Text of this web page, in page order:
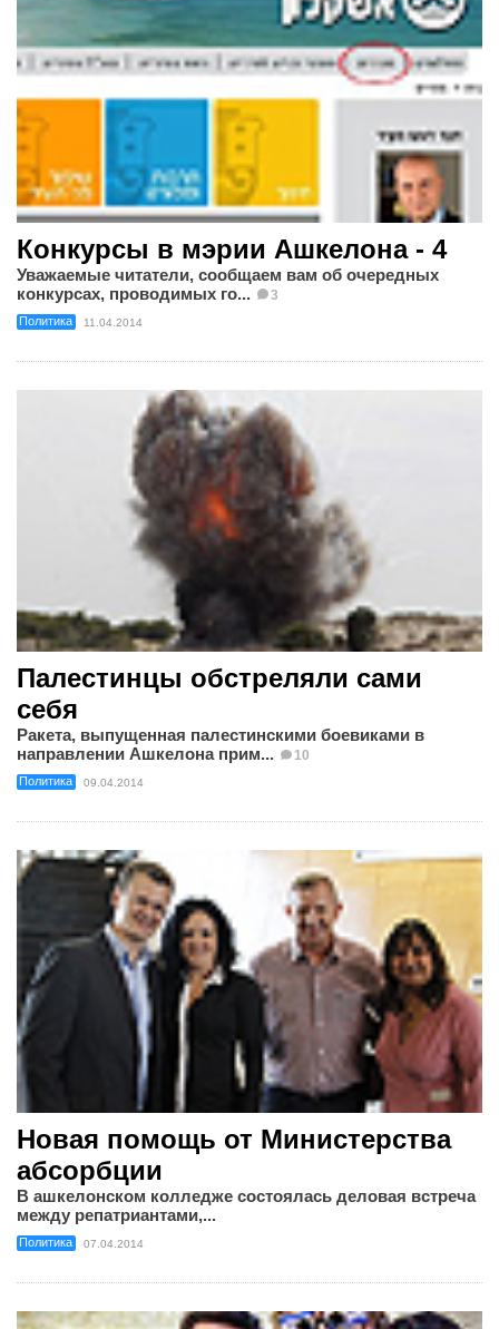
Конкурсы в мэрии Ашкелона - 4
Уважаемые читатели, сообщаем вам об очередных
конкурсах, проводимых го...
3
Политика 11.04.2014
Палестинцы обстреляли сами
себя
Ракета, выпущенная палестинскими боевиками в
направлении Ашкелона прим...
10
Политика 09.04.2014
Новая помощь от Министерства
абсорбции
В ашкелонском колледже состоялась деловая встреча
между репатриантами,...
Политика 07.04.2014